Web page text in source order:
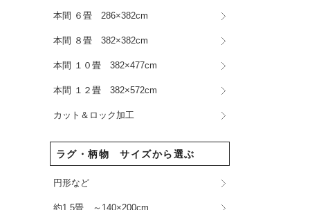
本間 ６畳 286×382cm
本間 ８畳 382×382cm
本間 １０畳 382×477cm
本間 １２畳 382×572cm
カット＆ロック加工
ラグ・柄物 サイズから選ぶ
円形など
約1.5畳 ～140×200cm